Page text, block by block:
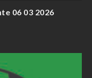
06 03 2026